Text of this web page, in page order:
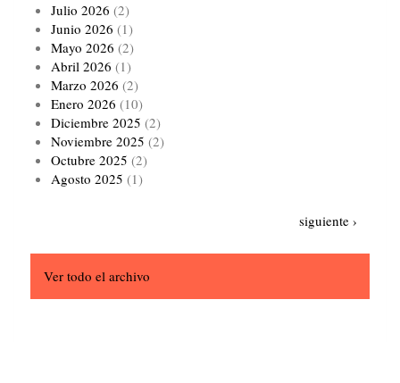
Julio 2026 (2)
Junio 2026 (1)
Mayo 2026 (2)
Abril 2026 (1)
Marzo 2026 (2)
Enero 2026 (10)
Diciembre 2025 (2)
Noviembre 2025 (2)
Octubre 2025 (2)
Agosto 2025 (1)
Siguiente
siguiente ›
Ver todo el archivo